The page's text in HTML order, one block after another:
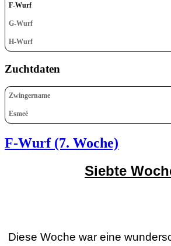
F-Wurf
G-Wurf
H-Wurf
Zuchtdaten
Zwingername
Esmeé
F-Wurf (7. Woche)
Siebte
Diese Woche war eine